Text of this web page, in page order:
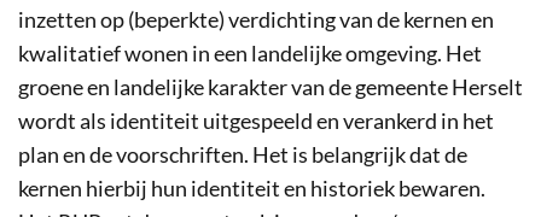
inzetten op (beperkte) verdichting van de kernen en
kwalitatief wonen in een landelijke omgeving. Het
groene en landelijke karakter van de gemeente Herselt
wordt als identiteit uitgespeeld en verankerd in het
plan en de voorschriften. Het is belangrijk dat de
kernen hierbij hun identiteit en historiek bewaren.